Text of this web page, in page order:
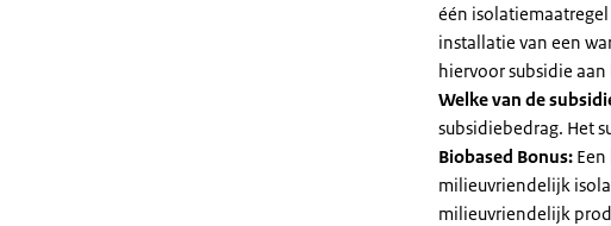
één
installatie van een
hiervoor subsidie
Welke van de
subsidiebedrag. Het
Biobased Bonus:
milieuvriendelijk
milieuvriendelijk